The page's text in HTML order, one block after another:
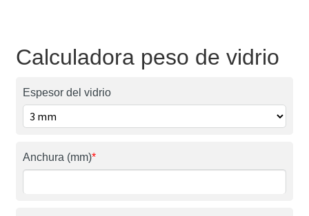
Calculadora peso de vidrio
Espesor del vidrio
Anchura (mm)*